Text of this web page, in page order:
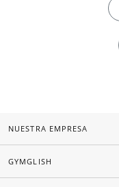
NUESTRA EMPRESA
GYMGLISH